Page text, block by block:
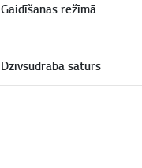
Gaidīšanas režīmā
Dzīvsudraba saturs